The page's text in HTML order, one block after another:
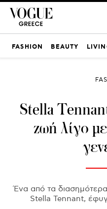
FASHION BEAUTY
Stella
ζωή λίγο
Ένα από τα
Stella Tennant,